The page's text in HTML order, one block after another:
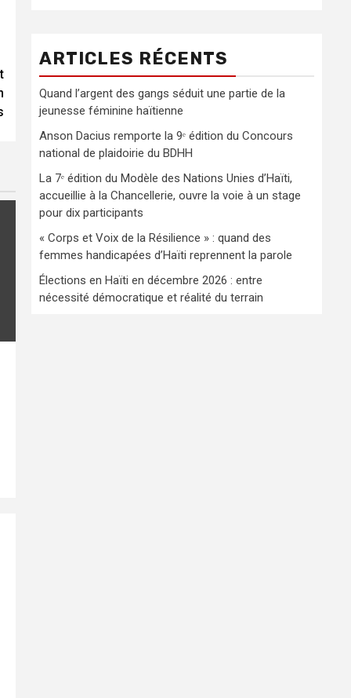
ARTICLES RÉCENTS
Quand l’argent des gangs séduit une partie de la
jeunesse féminine haïtienne
Anson Dacius remporte la 9ᵉ édition du Concours
national de plaidoirie du BDHH
La 7ᵉ édition du Modèle des Nations Unies d’Haïti,
accueillie à la Chancellerie, ouvre la voie à un stage
pour dix participants
« Corps et Voix de la Résilience » : quand des
femmes handicapées d’Haïti reprennent la parole
Élections en Haïti en décembre 2026 : entre
nécessité démocratique et réalité du terrain